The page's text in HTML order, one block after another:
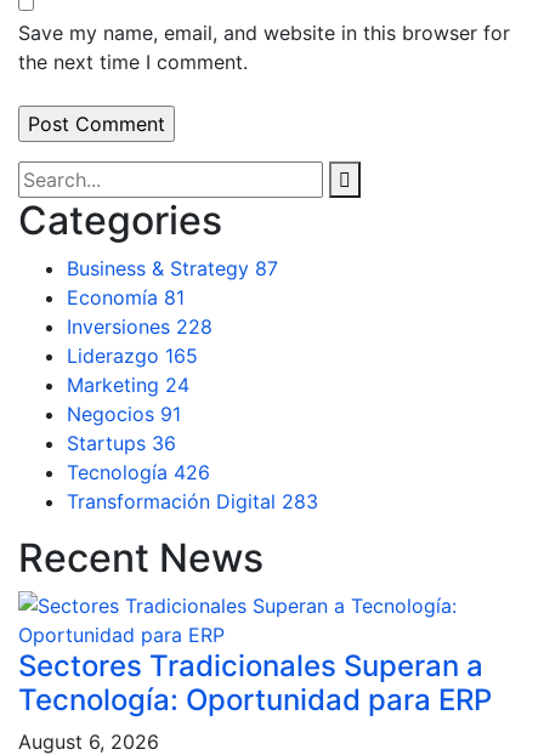
Save my name, email, and website in this browser for
the next time I comment.
Categories
Business & Strategy 87
Economía 81
Inversiones 228
Liderazgo 165
Marketing 24
Negocios 91
Startups 36
Tecnología 426
Transformación Digital 283
Recent News
Sectores Tradicionales Superan a
Tecnología: Oportunidad para ERP
August 6, 2026